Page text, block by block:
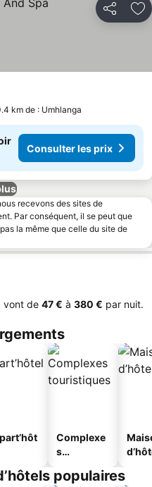
Partager
km de : Umhlanga
Consulter les prix
recevons des sites de
Par conséquent, il se peut que
la même que celle du site de
vont de ‎47 € à ‎380 € par nuit.
Complexe
s
s
populaires